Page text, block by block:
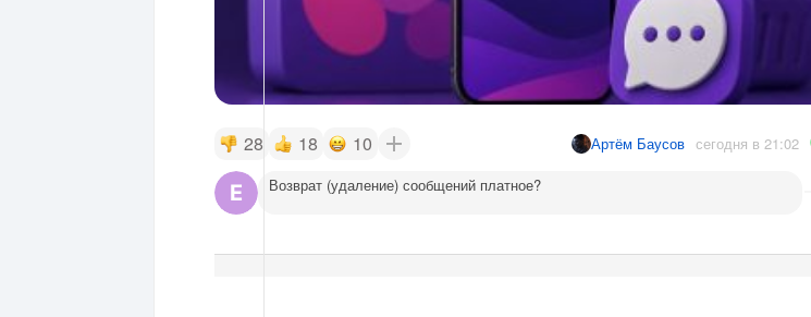
28 18 10 Артём Баусов сегодня в 21:02
Возврат (удаление) сообщений платное?